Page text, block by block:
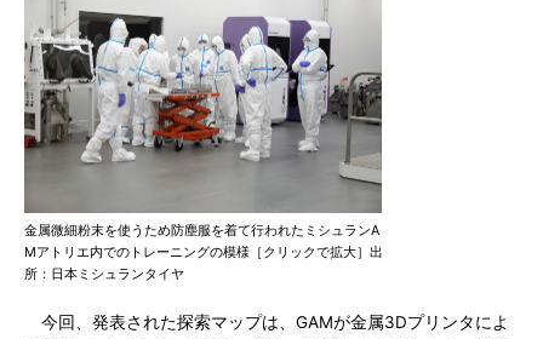
金属微細粉末を使うため防塵服を着て行われたミシュランA
Mアトリエ内でのトレーニングの模様［クリックで拡大］出
所：日本ミシュランタイヤ
今回、発表された探索マップは、GAMが金属3Dプリンタによ